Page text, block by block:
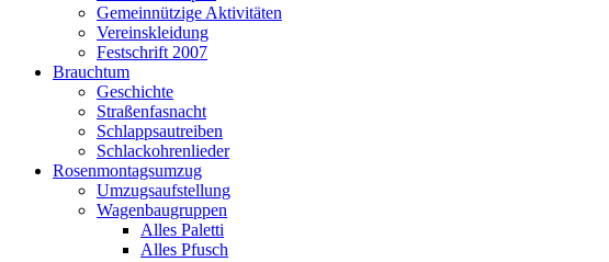
Gemeinnützige Aktivitäten
Vereinskleidung
Festschrift 2007
Brauchtum
Geschichte
Straßenfasnacht
Schlappsautreiben
Schlackohrenlieder
Rosenmontagsumzug
Umzugsaufstellung
Wagenbaugruppen
Alles Paletti
Alles Pfusch